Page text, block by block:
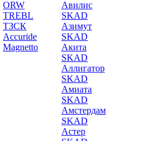
ORW
TREBL
ТЗСК
Accuride
Magnetto
Авилис
SKAD
Азимут
SKAD
Акита
SKAD
Аллигатор
SKAD
Амиата
SKAD
Амстердам
SKAD
Астер